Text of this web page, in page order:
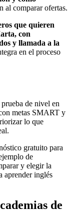
al comparar ofertas.
que quieren
con
y llamada a la
en el proceso
de nivel en
metas SMART y
lo que
gratuito para
de
y elegir la
aprender inglés
de